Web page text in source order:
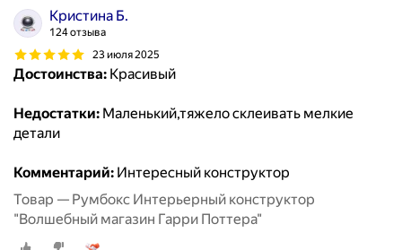
Кристина Б.
124 отзыва
23 июля 2025
Достоинства: Красивый
Недостатки: Маленький,тяжело склеивать мелкие
детали
Комментарий: Интересный конструктор
Товар — Румбокс Интерьерный конструктор
"Волшебный магазин Гарри Поттера"